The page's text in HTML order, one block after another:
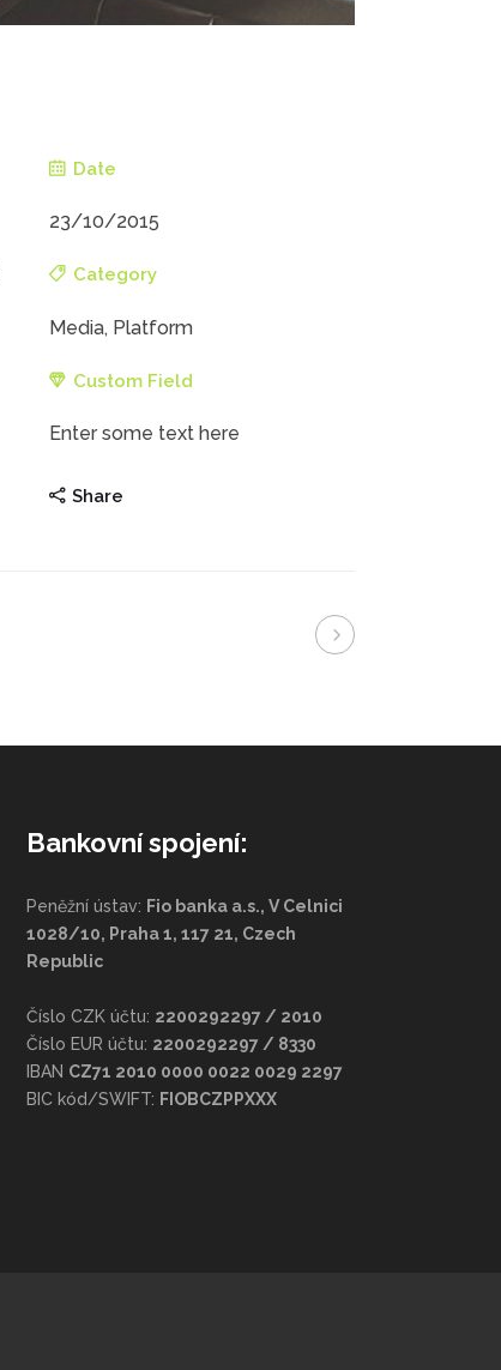
Date
23/10/2015
Category
Media, Platform
Custom Field
Enter some text here
Share
Bankovní spojení:
Peněžní ústav: Fio banka a.s., V Celnici
1028/10, Praha 1, 117 21, Czech
Republic
Číslo CZK účtu: 2200292297 / 2010
Číslo EUR účtu: 2200292297 / 8330
IBAN CZ71 2010 0000 0022 0029 2297
BIC kód/SWIFT: FIOBCZPPXXX